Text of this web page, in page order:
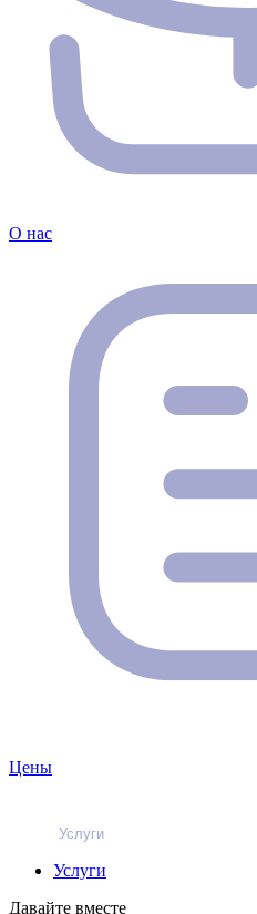
О нас
Цены
Услуги
Услуги
Давайте вместе